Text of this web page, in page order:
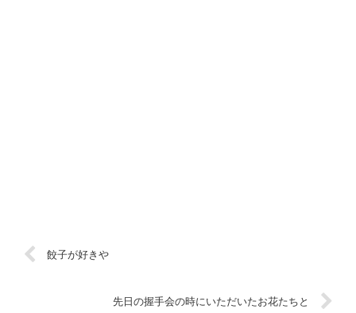
餃子が好きや
先日の握手会の時にいただいたお花たちと